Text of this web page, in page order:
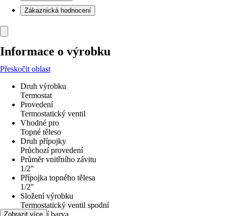
Zákaznická hodnocení
Informace o výrobku
Přeskočit oblast
Druh výrobku
Termostat
Provedení
Termostatický ventil
Vhodné pro
Topné těleso
Druh přípojky
Průchozí provedení
Průměr vnitřního závitu
1/2"
Přípojka topného tělesa
1/2"
Složení výrobku
Termostatický ventil spodní
Základní barva
Zobrazit více